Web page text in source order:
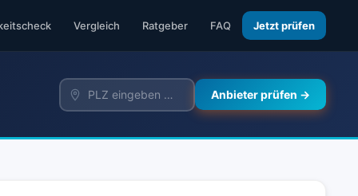
Vergleich Ratgeber FAQ Jetzt prüfen
Anbieter prüfen →